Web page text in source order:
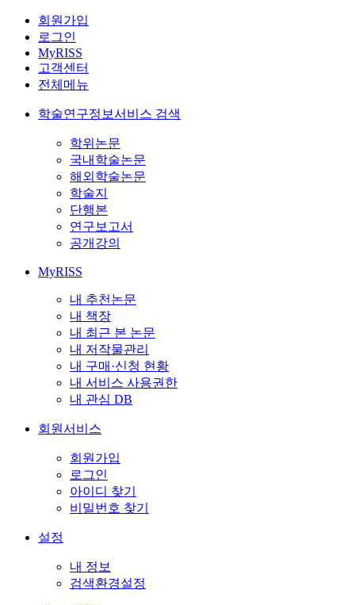
회원가입
로그인
MyRISS
고객센터
전체메뉴
학술연구정보서비스 검색
학위논문
국내학술논문
해외학술논문
학술지
단행본
연구보고서
공개강의
MyRISS
내 추천논문
내 책장
내 최근 본 논문
내 저작물관리
내 구매·신청 현황
내 서비스 사용권한
내 관심 DB
회원서비스
회원가입
로그인
아이디 찾기
비밀번호 찾기
설정
내 정보
검색환경설정